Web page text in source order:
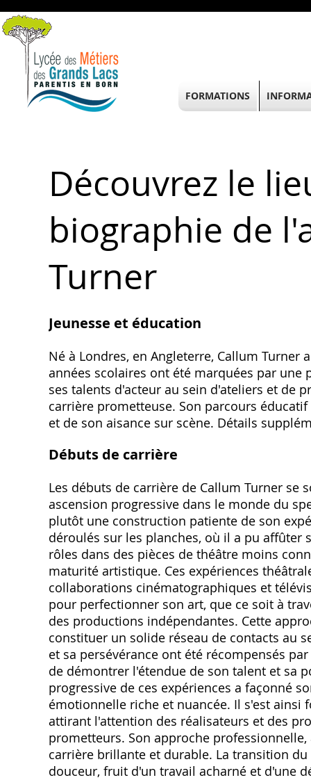
Découvrez le
biographie de
Turner
Jeunesse et éducation
Né à Londres, en Angleterre, Callum
années scolaires ont été marquées par
ses talents d'acteur au sein d'ateliers et de
carrière prometteuse. Son parcours
et de son aisance sur scène. Détails
Débuts de carrière
Les débuts de carrière de Callum Turner
ascension progressive dans le monde du
plutôt une construction patiente de son
déroulés sur les planches, où il a pu affûter
rôles dans des pièces de théâtre moins
maturité artistique. Ces expériences
collaborations cinématographiques et
pour perfectionner son art, que ce soit à
des productions indépendantes. Cette
constituer un solide réseau de contacts au
et sa persévérance ont été récompensés
de démontrer l'étendue de son talent et sa
progressive de ces expériences a façonné
émotionnelle riche et nuancée. Il s'est ainsi
attirant l'attention des réalisateurs et des
prometteurs. Son approche
carrière brillante et durable. La transition
douceur, fruit d'un travail acharné et d'une
FORMATIONS